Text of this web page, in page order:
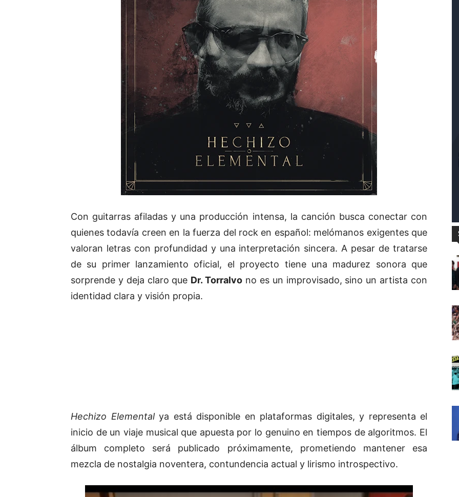
Con guitarras afiladas y una producción intensa, la canción busca conectar con
quienes todavía creen en la fuerza del rock en español: melómanos exigentes que
valoran letras con profundidad y una interpretación sincera. A pesar de tratarse
de su primer lanzamiento oficial, el proyecto tiene una madurez sonora que
sorprende y deja claro que Dr. Torralvo no es un improvisado, sino un artista con
identidad clara y visión propia.
Hechizo Elementalya está disponible en plataformas digitales, y representa el
inicio de un viaje musical que apuesta por lo genuino en tiempos de algoritmos. El
álbum completo será publicado próximamente, prometiendo mantener esa
mezcla de nostalgia noventera, contundencia actual y lirismo introspectivo.